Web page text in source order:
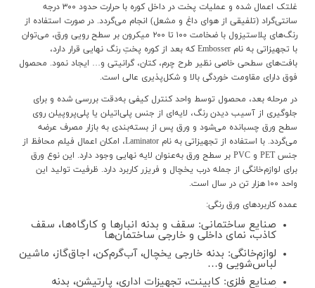
غلتک اعمال شده و عملیات پخت در داخل کوره با حرارت حدود ۳۰۰ درجه
سانتی‌گراد (تلفیقی از هوای داغ و مشعل) انجام می‌گردد. در صورت استفاده از
رنگ‌های پلاستیزول با ضخامت ۱۰۰ تا ۲۰۰ میکرون بر سطح رویی ورق، می‌توان
با تجهیزاتی به نام Embosserکه بعد از کوره پختِ رنگ نهایی قرار دارد،
بافت‌های سطحی خاصی نظیر طرح چرم، کتان، گرانیتی و… ایجاد نمود. محصول
فوق دارای مقاومت خوردگی بالا و شکل‌پذیری عالی است.
در مرحله بعد، محصول توسط واحد کنترل کیفی به‌دقت بررسی شده و برای
جلوگیری از آسیب دیدن رنگ، لایه‌ای از جنس پلی‌اتیلن یا پلی‌پروپیلن روی
سطح ورق چسبانده می‌شود و ورق پس از بسته‌بندی به بازار مصرف عرضه
می‌گردد. با استفاده از تجهیزاتی به نام Laminator، امکان اعمال فیلم محافظ از
جنسPET و PVC بر سطح ورق به‌عنوان لایه نهایی وجود دارد. این نوع ورق
برای لوازم‌خانگی از جمله درب یخچال و فریزر کاربرد دارد. ظرفیت تولید این
واحد ۱۰۰ هزار تن در سال است.
عمده کاربردهای ورق رنگی:
صنایع ساختمانی: سقف و بدنه انبارها و کارگاه‌ها، سقف
کاذب، نمای داخلی و خارجی ساختمان‌ها
لوازم‌خانگی: بدنه خارجی یخچال، آب‌گرم‌کن، اجاق‌گاز، ماشین
لباس‌شویی و…
صنایع فلزی: کابینت، تجهیزات اداری، پارتیشن، بدنه